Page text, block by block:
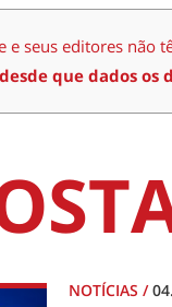
e seus editores não
desde que dados os
NOTÍCIAS /